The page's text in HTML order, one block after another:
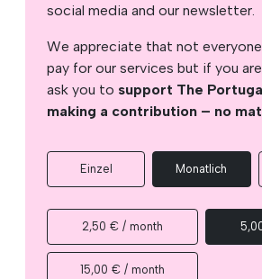
social media and our newsletter.
We appreciate that not
pay for our services but if you
ask you to support The
making a contribution – no
Einzel Monatlich
2,50 € / month
15,00 € / month